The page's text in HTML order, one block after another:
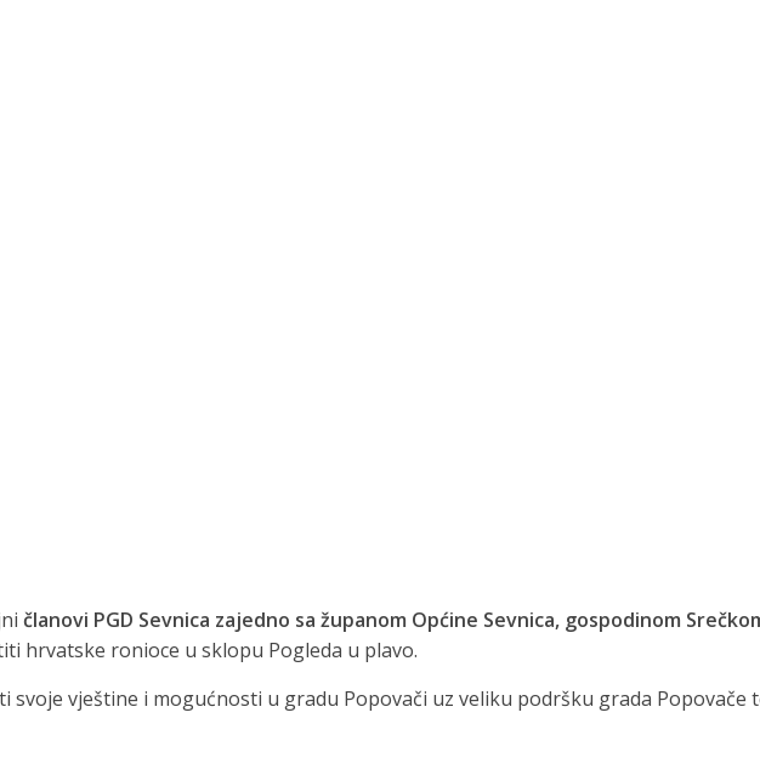
članovi PGD Sevnica zajedno sa županom Općine Sevnica, gospodinom
hrvatske ronioce u sklopu Pogleda u plavo.
vještine i mogućnosti u gradu Popovači uz veliku podršku grada Popovače